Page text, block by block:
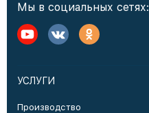
Мы в социальных сетях:
УСЛУГИ
Производство